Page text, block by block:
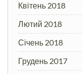
Квітень 2018
Лютий 2018
Січень 2018
Грудень 2017